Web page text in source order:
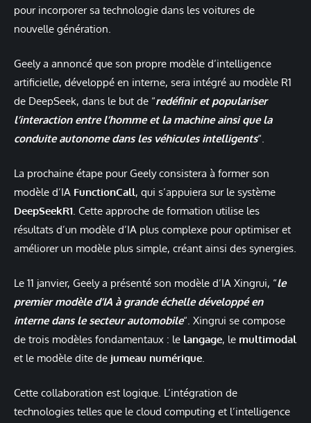
pour incorporer sa technologie dans les voitures de
nouvelle génération.
Geely a annoncé que son propre modèle d’intelligence
artificielle, développé en interne, sera intégré au modèle R1
de DeepSeek, dans le but de “redéfinir et populariser
l’interaction entre l’homme et la machine ainsi que la
conduite autonome dans les véhicules intelligents“.
La prochaine étape pour Geely consistera à former son
modèle d’IA FunctionCall, qui s’appuiera sur le système
DeepSeekR1. Cette approche de formation utilise les
résultats d’un modèle d’IA plus complexe pour optimiser et
améliorer un modèle plus simple, créant ainsi des synergies.
Le 11 janvier, Geely a présenté son modèle d’IA Xingrui, “le
premier modèle d’IA à grande échelle développé en
interne dans le secteur automobile“. Xingrui se compose
de trois modèles fondamentaux : le langage, le multimodal
et le modèle dite de jumeau numérique.
Cette collaboration est logique. L’intégration de
technologies telles que le cloud computing et l’intelligence